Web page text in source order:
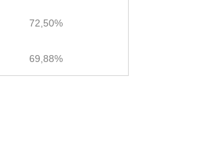
72,50%
69,88%